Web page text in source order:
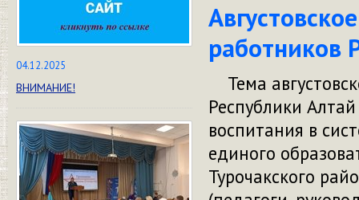
04.12.2025
ВНИМАНИЕ!
работников
Тема
Республики
воспитания в
единого
Турочакского